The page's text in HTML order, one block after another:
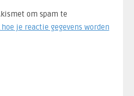
om spam te
je reactie gegevens worden